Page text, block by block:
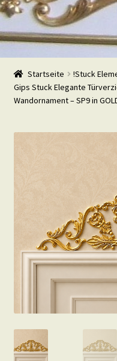
Navigation
Zum
Inhalt
Start
Shop
Mein Konto
Kasse
Beispiele
Kontakt
Startseite !Stuck
Gips Stuck Elegante
Wandornament – SP9 in